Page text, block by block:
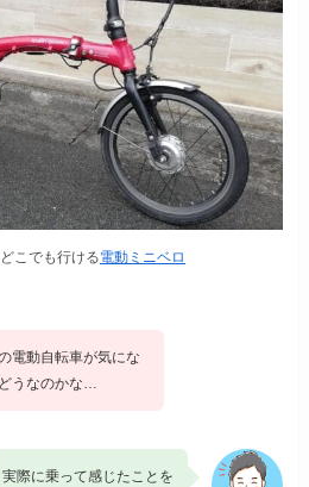
こでも行ける電動ミニベロ
電動自転車が気にな
うなのかな…
実際に乗って感じたことを